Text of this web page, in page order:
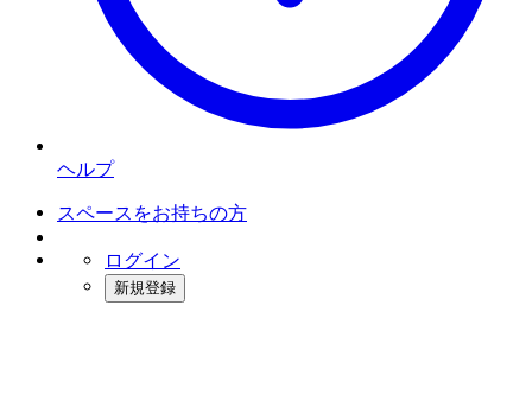
ヘルプ
スペースをお持ちの方
ログイン
新規登録